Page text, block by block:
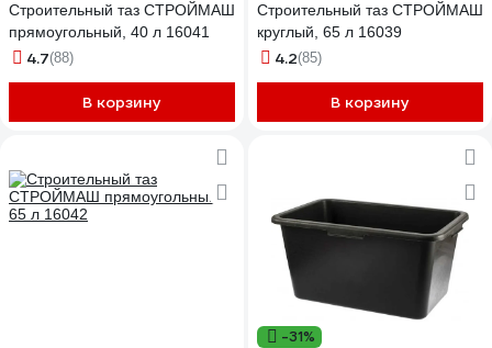
Строительный таз СТРОЙМАШ
прямоугольный, 40 л 16041
4.7(88)
В корзину
Строительный таз СТРОЙМАШ
круглый, 65 л 16039
4.2(85)
В корзину
-31%